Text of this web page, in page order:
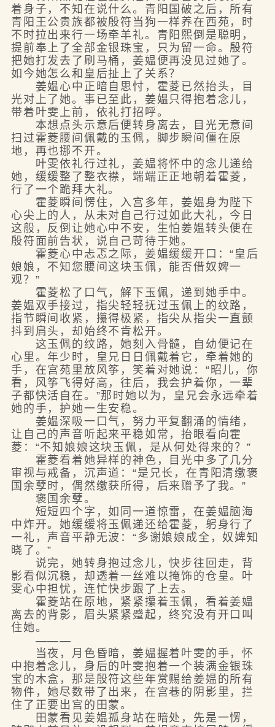
着身子，不知在说什么。青阳国破之后，所有
青阳王公贵族都被殷符当狗一样养在西苑，时
不时拉出来行一场牵羊礼。青阳熙倒是聪明，
提前奉上了全部金银珠宝，只为留一命。殷符
把她打发去了刷马桶，姜媪便再没见过她了。
如今她怎么和皇后扯上了关系？
姜媪心中正暗自思忖，霍菱已然抬头，目
光对上了她。事已至此，姜媪只得抱着念儿，
带着叶雯上前，依礼打招呼。
本想点头示意后便转身离去，目光无意间
扫过霍菱腰间佩戴的玉佩，脚步瞬间僵在原
地，再也挪不开。
叶雯依礼行过礼，姜媪将怀中的念儿递给
她，缓缓整了整衣襟，端端正正地朝着霍菱，
行了一个跪拜大礼。
霍菱瞬间愣住，入宫多年，姜媪身为陛下
心尖上的人，从未对自己行过如此大礼，今日
这般，反倒让她心中不安，生怕姜媪转头便在
殷符面前告状，说自己苛待于她。
霍菱心中忐忑之际，姜媪缓缓开口：“皇后
娘娘，不知您腰间这块玉佩，能否借奴婢一
观？”
霍菱松了口气，解下玉佩，递到她手中。
姜媪双手接过，指尖轻轻抚过玉佩上的纹路，
指节瞬间收紧，攥得极紧，指尖从指尖一直颤
抖到肩头，却始终不肯松开。
这玉佩的纹路，她刻入骨髓，自幼便记在
心里。年少时，皇兄日日佩戴着它，牵着她的
手，在宫苑里放风筝，笑着对她说：“昭儿，你
看，风筝飞得好高，往后，我会护着你，一辈
子都快活自在。”那时她以为，皇兄会永远牵着
她的手，护她一生安稳。
姜媪深吸一口气，努力平复翻涌的情绪，
让自己的声音听起来平稳如常，抬眼看向霍
菱：“不知娘娘这块玉佩，是从何处得来的？”
霍菱看着她异样的神色，目光中多了几分
审视与戒备，沉声道：“是兄长，在青阳清缴褒
国余孽时，偶然缴获所得，后来赠予了我。”
褒国余孽。
短短四个字，如同一道惊雷，在姜媪脑海
中炸开。她缓缓将玉佩递还给霍菱，躬身行了
一礼，声音平静无波：“多谢娘娘成全，奴婢知
晓了。”
说完，她转身抱过念儿，快步往回走，背
影看似沉稳，却透着一丝难以掩饰的仓皇。叶
雯心中担忧，连忙快步跟了上去。
霍菱站在原地，紧紧攥着玉佩，看着姜媪
离去的背影，眉头紧紧蹙起，终究没有开口叫
住她。
———
当夜，月色昏暗，姜媪握着叶雯的手，怀
中抱着念儿，身后的叶雯抱着一个装满金银珠
宝的木盒，那是殷符这些年赏赐给姜媪的所有
物件，她尽数带了出来，在宫巷的阴影里，拦
住了正要出宫的田蒙。
田蒙看见姜媪孤身站在暗处，先是一愣，